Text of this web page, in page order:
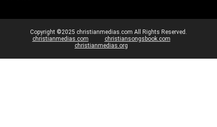
Copyright ©2025 christianmedias.com All Rights Reserved.
christianmedias.com
christiansongsbook.com
christianmedias.org